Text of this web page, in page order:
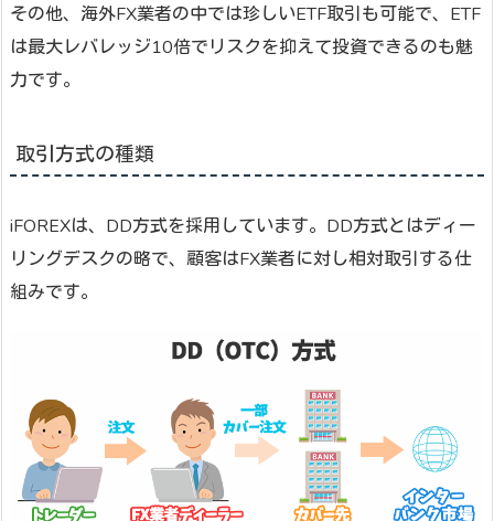
その他、海外FX業者の中では珍しいETF取引も可能で、ETF
は最大レバレッジ10倍でリスクを抑えて投資できるのも魅
力です。
取引方式の種類
iFOREXは、DD方式を採用しています。DD方式とはディー
リングデスクの略で、顧客はFX業者に対し相対取引する仕
組みです。